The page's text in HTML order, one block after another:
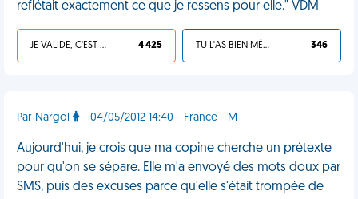
reflétait exactement ce que je ressens pour elle." VDM
JE VALIDE, C'EST UNE VDM 4 425 TU L'AS BIEN MÉRITÉ 346
Par Nargol - 04/05/2012 14:40 - France - M
Aujourd'hui, je crois que ma copine cherche un prétexte
pour qu'on se sépare. Elle m'a envoyé des mots doux par
SMS, puis des excuses parce qu'elle s'était trompée de